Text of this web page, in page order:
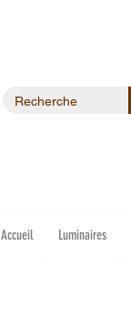
Accueil Luminaires